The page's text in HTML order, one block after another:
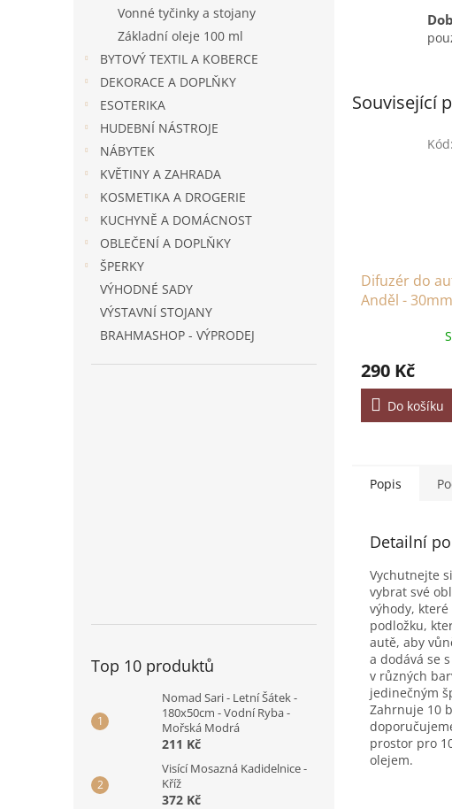
Vonné tyčinky a stojany
Základní oleje 100 ml
BYTOVÝ TEXTIL A KOBERCE
DEKORACE A DOPLŇKY
ESOTERIKA
HUDEBNÍ NÁSTROJE
NÁBYTEK
KVĚTINY A ZAHRADA
KOSMETIKA A DROGERIE
KUCHYNĚ A DOMÁCNOST
OBLEČENÍ A DOPLŇKY
ŠPERKY
VÝHODNÉ SADY
VÝSTAVNÍ STOJANY
BRAHMASHOP - VÝPRODEJ
Top 10 produktů
Nomad Sari - Letní Šátek -
180x50cm - Vodní Ryba -
Mořská Modrá
211 Kč
Visící Mosazná Kadidelnice -
Kříž
372 Kč
Související
Difuzér do
Anděl - 30mm
290 Kč
Do košíku
Kód:
Popis
Detailní
Vychutnejte
vybrat své
výhody,
podložku,
autě, aby
a dodává se
v různých
jedinečným
Zahrnuje 10
prostor pro
olejem.